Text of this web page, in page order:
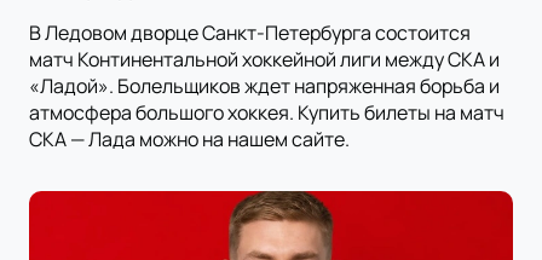
В Ледовом дворце Санкт-Петербурга состоится
матч Континентальной хоккейной лиги между СКА и
«Ладой». Болельщиков ждет напряженная борьба и
атмосфера большого хоккея. Купить билеты на матч
СКА — Лада можно на нашем сайте.